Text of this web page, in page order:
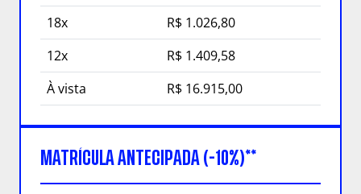
18x
R$ 1.026,80
12x
R$ 1.409,58
À vista
R$ 16.915,00
MATRÍCULA ANTECIPADA (-10%)**